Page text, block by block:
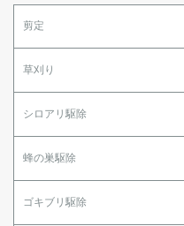
剪定
草刈り
シロアリ駆除
蜂の巣駆除
ゴキブリ駆除